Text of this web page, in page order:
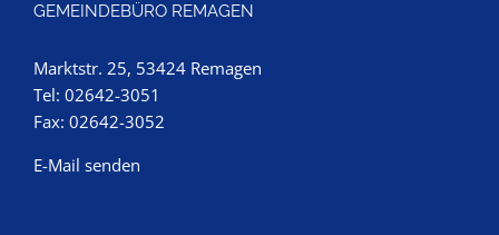
GEMEINDEBÜRO REMAGEN
Marktstr. 25, 53424 Remagen
Tel: 02642-3051
Fax: 02642-3052
E-Mail senden